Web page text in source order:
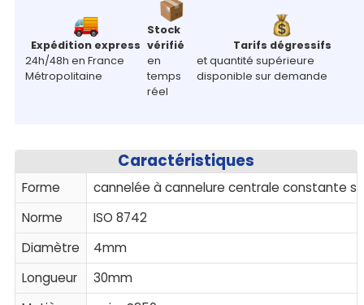
Expédition express
24h/48h en France
Métropolitaine
Stock
vérifié
en
temps
réel
Tarifs dégressifs
et quantité supérieure
disponible sur demande
Caractéristiques
Forme
cannelée à cannelure centrale constante
Norme
ISO 8742
Diamètre
4mm
Longueur
30mm